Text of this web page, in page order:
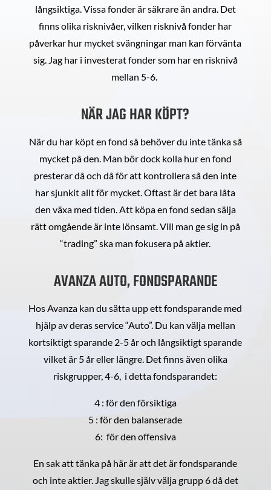
långsiktiga. Vissa fonder är säkrare än andra. Det
finns olika risknivåer, vilken risknivå fonder har
påverkar hur mycket svängningar man kan förvänta
sig. Jag har i investerat fonder som har en risknivå
mellan 5-6.
NÄR JAG HAR KÖPT?
När du har köpt en fond så behöver du inte tänka så
mycket på den. Man bör dock kolla hur en fond
presterar då och då för att kontrollera så den inte
har sjunkit allt för mycket. Oftast är det bara låta
den växa med tiden. Att köpa en fond sedan sälja
rätt omgående är inte lönsamt. Vill man ge sig in på
“trading” ska man fokusera på aktier.
AVANZA AUTO, FONDSPARANDE
Hos Avanza kan du sätta upp ett fondsparande med
hjälp av deras service “Auto”. Du kan välja mellan
kortsiktigt sparande 2-5 år och långsiktigt sparande
vilket är 5 år eller längre. Det finns även olika
riskgrupper, 4-6, i detta fondsparandet:
4 : för den försiktiga
5 : för den balanserade
6: för den offensiva
En sak att tänka på här är att det är fondsparande
och inte aktier. Jag skulle själv välja grupp 6 då det